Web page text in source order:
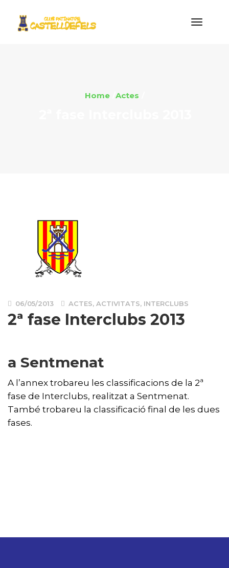
Home Actes
06/05/2013 ACTES, ACTIVITATS, INTERCLUBS
2ª fase Interclubs 2013
a Sentmenat
A l’annex trobareu les classificacions de la 2ª
fase de Interclubs, realitzat a Sentmenat.
També trobareu la classificació final de les dues
fases.